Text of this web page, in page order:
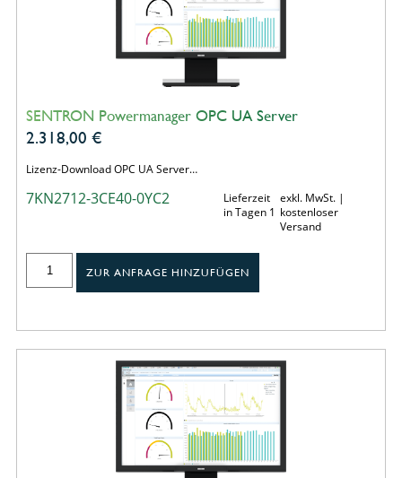
SENTRON Powermanager OPC UA Server
2.318,00 €
Lizenz-Download OPC UA Server…
7KN2712-3CE40-0YC2
Lieferzeit
in Tagen 1
exkl. MwSt. |
kostenloser
Versand
ZUR ANFRAGE HINZUFÜGEN